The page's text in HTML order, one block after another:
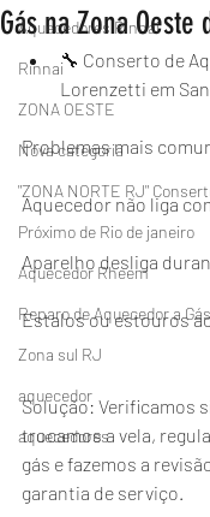
Aquecedores Rinnai
Rinnai
ZONA OESTE
Nova categoria
"ZONA NORTE RJ"
Próximo de Rio de janeiro
Aquecedor Rheem
Reparo de Aquecedor a Gás
Zona sul RJ
aquecedor
aquecedores
Gás na Zona Oeste
🔧 Conserto de
Lorenzetti em
Problemas mais
Aquecedor não liga
Aparelho desliga
Estalos ou estouros
Solução: Verificamos
trocamos a vela,
gás e fazemos a
garantia de serviço.